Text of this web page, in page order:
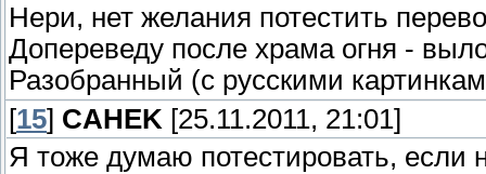
Нери, нет желания потестить
Допереведу после храма огня -
Разобранный (с русскими
[15] CAHEK [25.11.2011, 21:01]
Я тоже думаю потестировать, если